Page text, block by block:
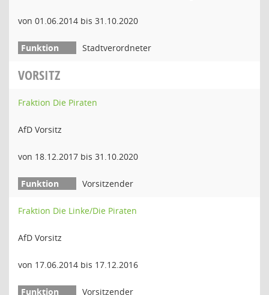
von 01.06.2014 bis 31.10.2020
Stadtverordneter
VORSITZ
Fraktion Die Piraten
AfD Vorsitz
von 18.12.2017 bis 31.10.2020
Vorsitzender
Fraktion Die Linke/Die Piraten
AfD Vorsitz
von 17.06.2014 bis 17.12.2016
Vorsitzender